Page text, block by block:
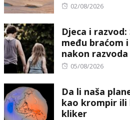
Posted
02/08/2026
Djeca i
među braćom
nakon
Posted
05/08/2026
Da li naša
kao krompir ili
kliker